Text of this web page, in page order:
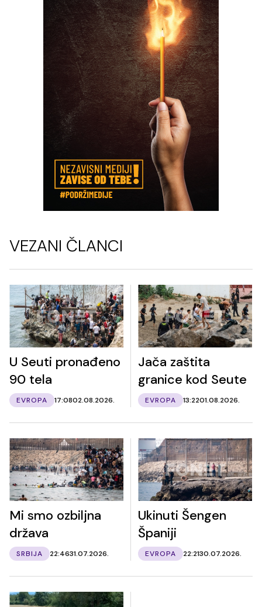
VEZANI ČLANCI
U Seuti pronađeno
90 tela
EVROPA 17:0802.08.2026.
Jača zaštita
granice kod Seute
EVROPA 13:2201.08.2026.
Mi smo ozbiljna
država
SRBIJA 22:4631.07.2026.
Ukinuti Šengen
Španiji
EVROPA 22:2130.07.2026.